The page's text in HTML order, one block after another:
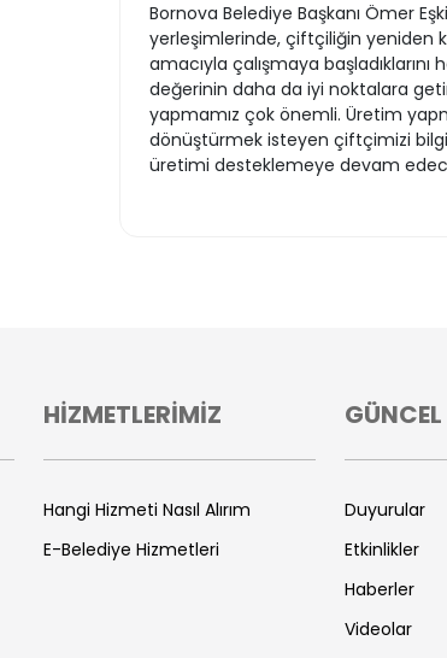
Bornova Belediye Başkanı Ömer
yerleşimlerinde, çiftçiliğin yeniden
amacıyla çalışmaya başladıklarını
değerinin daha da iyi noktalara
yapmamız çok önemli. Üretim
dönüştürmek isteyen çiftçimizi
üretimi desteklemeye devam
HİZMETLERİMİZ
Hangi Hizmeti Nasıl Alırım
E-Belediye Hizmetleri
GÜNCEL
Duyurular
Etkinlikler
Haberler
Videolar